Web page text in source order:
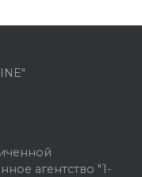
агентство "1-